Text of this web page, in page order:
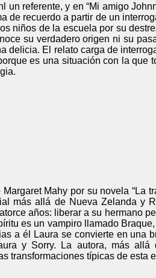
un referente, y en “Mi amigo
de recuerdo a partir de un
niños de la escuela por su
su verdadero origen ni su
delicia. El relato carga de
es una situación con la que
Mahy por su novela “La
más allá de Nueva Zelanda y
años: liberar a su hermano
es un vampiro llamado
a él Laura se convierte en una
y Sorry. La autora, más
transformaciones típicas de esta